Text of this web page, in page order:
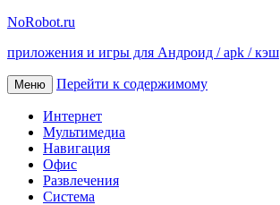
NoRobot.ru
приложения и игры для Андроид / apk / кэш
Меню Перейти к содержимому
Интернет
Мультимедиа
Навигация
Офис
Развлечения
Система